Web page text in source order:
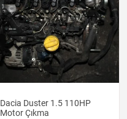
Dacia Duster 1.5 110HP
Motor Çıkma